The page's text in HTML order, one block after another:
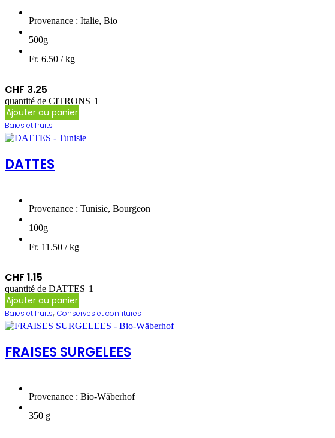
Provenance : Italie, Bio
500g
Fr. 6.50 / kg
CHF 3.25
quantité de CITRONS
Ajouter au panier
Baies et fruits
DATTES
Provenance : Tunisie, Bourgeon
100g
Fr. 11.50 / kg
CHF 1.15
quantité de DATTES
Ajouter au panier
Baies et fruits, Conserves et confitures
FRAISES SURGELEES
Provenance : Bio-Wäberhof
350 g